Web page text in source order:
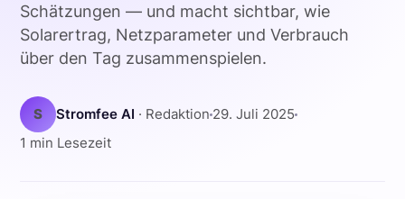
Schätzungen — und macht sichtbar, wie
Solarertrag, Netzparameter und Verbrauch
über den Tag zusammenspielen.
S Stromfee AI · Redaktion 29. Juli 2025
1 min Lesezeit